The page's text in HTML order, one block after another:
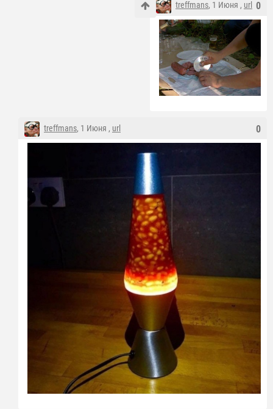
0
treffmans, 1 Июня , url
0
treffmans, 1 Июня , url